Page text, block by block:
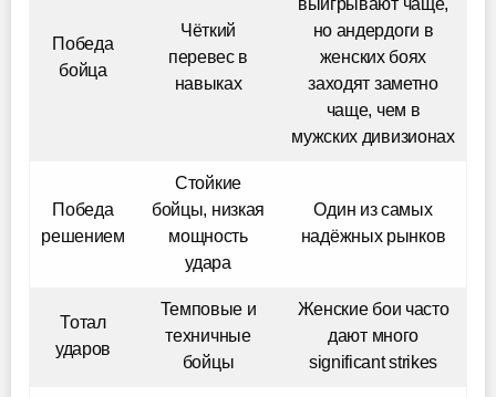
Победа
бойца
Чёткий
перевес в
навыках
но андердоги в
женских боях
заходят заметно
чаще, чем в
мужских дивизионах
Победа
решением
Стойкие
бойцы, низкая
мощность
удара
Один из самых
надёжных рынков
Тотал
ударов
Темповые и
техничные
бойцы
Женские бои часто
дают много
significant strikes